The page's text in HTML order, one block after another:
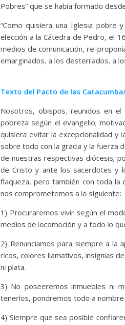
Pobres” que se había formado
“Como quisiera una Iglesia pobre
elección a la Cátedra de Pedro, el
medios de comunicación, re-
emarginados, a los desterrados, a
Texto del Pacto de las
Nosotros, obispos, reunidos en
pobreza según el evangelio;
quisiera evitar la excepcionalidad y
sobre todo con la gracia y la fuerza
de nuestras respectivas diócesis;
de Cristo y ante los sacerdotes y
flaqueza, pero también con toda la
nos comprometemos a lo siguiente:
1) Procuraremos vivir según el
medios de locomoción y a todo lo
2) Renunciamos para siempre a la
ricos, colores llamativos, insignias
ni plata.
3) No poseeremos inmuebles ni
tenerlos, pondremos todo a
4) Siempre que sea posible